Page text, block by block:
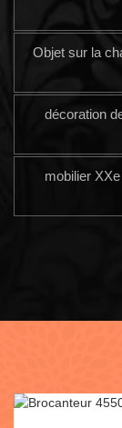
Objet sur la
décoration
mobilier